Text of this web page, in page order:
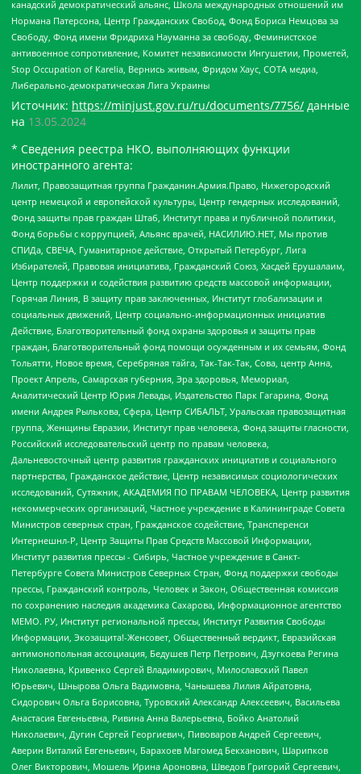
канадский демократический альянс, Школа международных отношений им
Нормана Патерсона, Центр Гражданских Свобод, Фонд Бориса Немцова за
Свободу, Фонд имени Фридриха Науманна за свободу, Феминистское
антивоенное сопротивление, Комитет независимости Ингушетии, Прометей,
Stop Occupation of Karelia, Вернись живым, Фридом Хаус, СОТА медиа,
Либерально-демократическая Лига Украины
Источник: https://minjust.gov.ru/ru/documents/7756/ данные
на 13.05.2024
* Сведения реестра НКО, выполняющих функции
иностранного агента:
Лилит, Правозащитная группа Гражданин.Армия.Право, Нижегородский
центр немецкой и европейской культуры, Центр гендерных исследований,
Фонд защиты прав граждан Штаб, Институт права и публичной политики,
Фонд борьбы с коррупцией, Альянс врачей, НАСИЛИЮ.НЕТ, Мы против
СПИДа, СВЕЧА, Гуманитарное действие, Открытый Петербург, Лига
Избирателей, Правовая инициатива, Гражданский Союз, Хасдей Ерушалаим,
Центр поддержки и содействия развитию средств массовой информации,
Горячая Линия, В защиту прав заключенных, Институт глобализации и
социальных движений, Центр социально-информационных инициатив
Действие, Благотворительный фонд охраны здоровья и защиты прав
граждан, Благотворительный фонд помощи осужденным и их семьям, Фонд
Тольятти, Новое время, Серебряная тайга, Так-Так-Так, Сова, центр Анна,
Проект Апрель, Самарская губерния, Эра здоровья, Мемориал,
Аналитический Центр Юрия Левады, Издательство Парк Гагарина, Фонд
имени Андрея Рылькова, Сфера, Центр СИБАЛЬТ, Уральская правозащитная
группа, Женщины Евразии, Институт прав человека, Фонд защиты гласности,
Российский исследовательский центр по правам человека,
Дальневосточный центр развития гражданских инициатив и социального
партнерства, Гражданское действие, Центр независимых социологических
исследований, Сутяжник, АКАДЕМИЯ ПО ПРАВАМ ЧЕЛОВЕКА, Центр развития
некоммерческих организаций, Частное учреждение в Калининграде Совета
Министров северных стран, Гражданское содействие, Трансперенси
Интернешнл-Р, Центр Защиты Прав Средств Массовой Информации,
Институт развития прессы - Сибирь, Частное учреждение в Санкт-
Петербурге Совета Министров Северных Стран, Фонд поддержки свободы
прессы, Гражданский контроль, Человек и Закон, Общественная комиссия
по сохранению наследия академика Сахарова, Информационное агентство
МЕМО. РУ, Институт региональной прессы, Институт Развития Свободы
Информации, Экозащита!-Женсовет, Общественный вердикт, Евразийская
антимонопольная ассоциация, Бедушев Петр Петрович, Дзугкоева Регина
Николаевна, Кривенко Сергей Владимирович, Милославский Павел
Юрьевич, Шнырова Ольга Вадимовна, Чанышева Лилия Айратовна,
Сидорович Ольга Борисовна, Туровский Александр Алексеевич, Васильева
Анастасия Евгеньевна, Ривина Анна Валерьевна, Бойко Анатолий
Николаевич, Дугин Сергей Георгиевич, Пивоваров Андрей Сергеевич,
Аверин Виталий Евгеньевич, Барахоев Магомед Бекханович, Шарипков
Олег Викторович, Мошель Ирина Ароновна, Шведов Григорий Сергеевич,